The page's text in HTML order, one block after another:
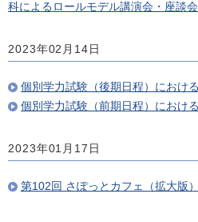
科によるロールモデル講演会・座談
2023年02月14日
個別学力試験（後期日程）におけ
個別学力試験（前期日程）におけ
2023年01月17日
第102回 さぽっとカフェ（拡大版